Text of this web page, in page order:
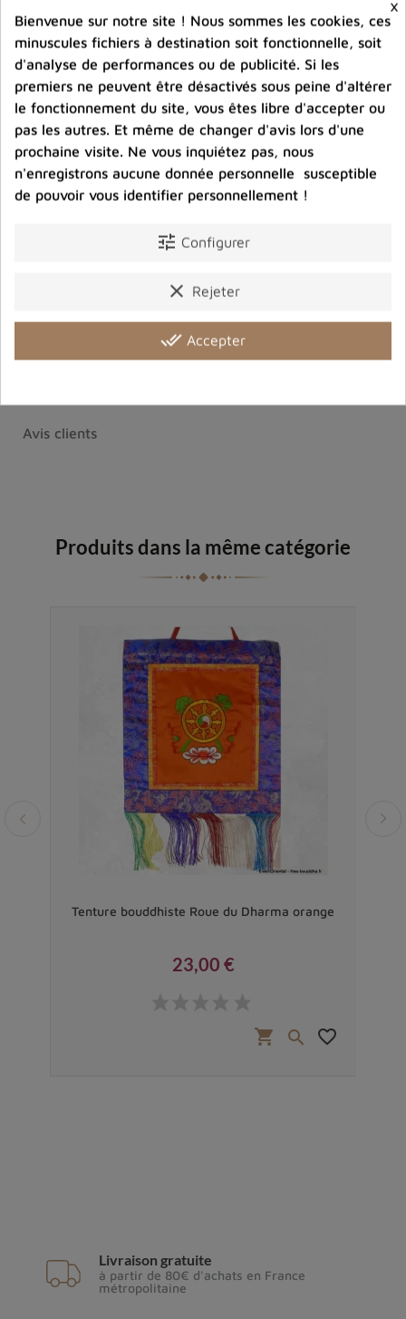
Photos contractuelles. Vous recevrez ce que vous
voyez
Port offert dès 80 € d’achat en France métropolitaine.
100 € pour la Belgique
carbonique
Partager :
Avis clients
Produits dans la même catégorie
Tenture bouddhiste Roue du Dharma orange
23,00 €
shopping_cart  favorite_border
Livraison gratuite
à partir de 80€ d'achats en France
métropolitaine
Bienvenue sur notre site ! Nous sommes les cookies, ces
minuscules fichiers à destination soit fonctionnelle, soit
d'analyse de performances ou de publicité. Si les
premiers ne peuvent être désactivés sous peine d'altérer
le fonctionnement du site, vous êtes libre d'accepter ou
pas les autres. Et même de changer d'avis lors d'une
prochaine visite. Ne vous inquiétez pas, nous
n'enregistrons aucune donnée personnelle susceptible
de pouvoir vous identifier personnellement !
tune Configurer
clear Rejeter
done_all Accepter